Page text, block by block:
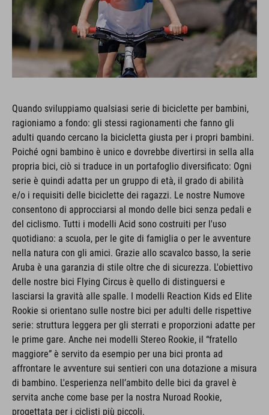
Quando sviluppiamo qualsiasi serie di biciclette per bambini,
ragioniamo a fondo: gli stessi ragionamenti che fanno gli
adulti quando cercano la bicicletta giusta per i propri bambini.
Poiché ogni bambino è unico e dovrebbe divertirsi in sella alla
propria bici, ciò si traduce in un portafoglio diversificato: Ogni
serie è quindi adatta per un gruppo di età, il grado di abilità
e/o i requisiti delle biciclette dei ragazzi. Le nostre Numove
consentono di approcciarsi al mondo delle bici senza pedali e
del ciclismo. Tutti i modelli Acid sono costruiti per l'uso
quotidiano: a scuola, per le gite di famiglia o per le avventure
nella natura con gli amici. Grazie allo scavalco basso, la serie
Aruba è una garanzia di stile oltre che di sicurezza. L'obiettivo
delle nostre bici Flying Circus è quello di distinguersi e
lasciarsi la gravità alle spalle. I modelli Reaction Kids ed Elite
Rookie si orientano sulle nostre bici per adulti delle rispettive
serie: struttura leggera per gli sterrati e proporzioni adatte per
le prime gare. Anche nei modelli Stereo Rookie, il “fratello
maggiore” è servito da esempio per una bici pronta ad
affrontare le avventure sui sentieri con una dotazione a misura
di bambino. L'esperienza nell’ambito delle bici da gravel è
servita anche come base per la nostra Nuroad Rookie,
progettata per i ciclisti più piccoli.